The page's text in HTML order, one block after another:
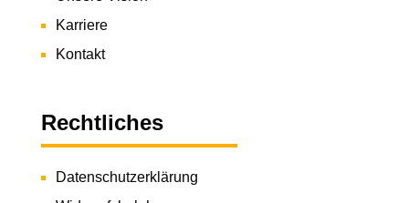
Karriere
Kontakt
Rechtliches
Datenschutzerklärung